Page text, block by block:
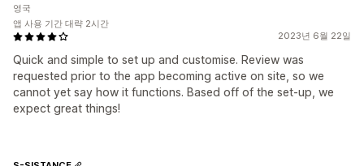
2023년 6월 22일
Quick and simple to set up and customise. Review was
requested prior to the app becoming active on site, so we
cannot yet say how it functions. Based off of the set-up, we
expect great things!
영국
앱 사용 기간 대략 2시간